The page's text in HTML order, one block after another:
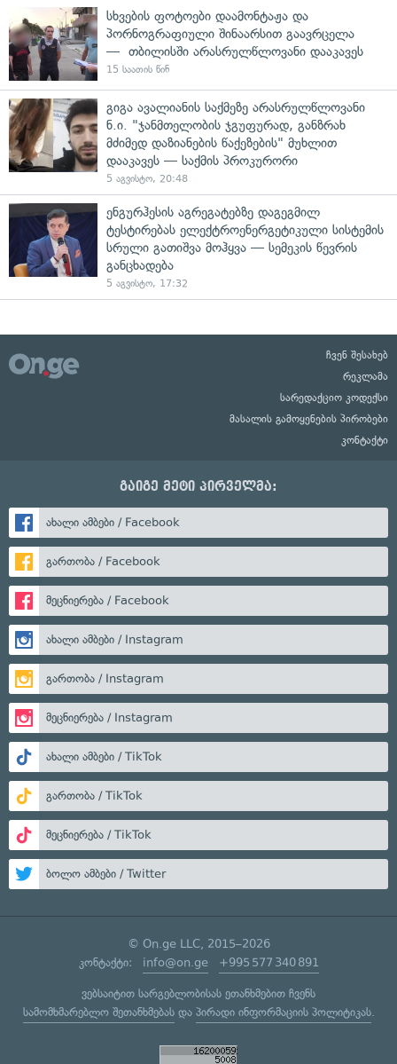
სხვების ფოტოები დაამონტაჟა და
პორნოგრაფიული შინაარსით გაავრცელა
— თბილისში არასრულწლოვანი დააკავეს
15 საათის წინ
გიგა ავალიანის საქმეზე არასრულწლოვანი
ნ.ი. "ჯანმთელობის ჯგუფურად, განზრახ
მძიმედ დაზიანების წაქეზების" მუხლით
დააკავეს — საქმის პროკურორი
5 აგვისტო, 20:48
ენგურჰესის აგრეგატებზე დაგეგმილ
ტესტირებას ელექტროენერგეტიკული სისტემის
სრული გათიშვა მოჰყვა — სემეკის წევრის
განცხადება
5 აგვისტო, 17:32
ჩვენ შესახებ
რეკლამა
სარედაქციო კოდექსი
მასალის გამოყენების პირობები
კონტაქტი
გაიგე მეტი პირველმა:
ახალი ამბები / Facebook
გართობა / Facebook
მეცნიერება / Facebook
ახალი ამბები / Instagram
გართობა / Instagram
მეცნიერება / Instagram
ახალი ამბები / TikTok
გართობა / TikTok
მეცნიერება / TikTok
ბოლო ამბები / Twitter
© On.ge LLC, 2015–2026
კონტაქტი: info@on.ge +995 577 340 891
ვებსაიტით სარგებლობისას ეთანხმებით ჩვენს
სამომხმარებლო შეთანხმებასდა პირადი ინფორმაციის პოლიტიკას.